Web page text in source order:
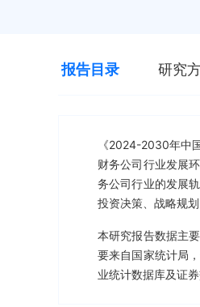
报告目录 研究
《2024-2030年中
财务公司行业发展
务公司行业的发展
投资决策、战略规
本研究报告数据主
要来自国家统计局
业统计数据库及证